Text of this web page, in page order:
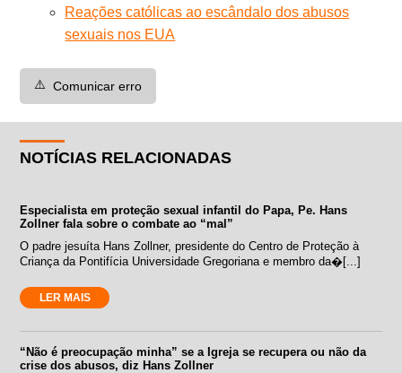
Reações católicas ao escândalo dos abusos
sexuais nos EUA
⚠️ Comunicar erro
NOTÍCIAS RELACIONADAS
Especialista em proteção sexual infantil do Papa, Pe. Hans
Zollner fala sobre o combate ao “mal”
O padre jesuíta Hans Zollner, presidente do Centro de Proteção à
Criança da Pontifícia Universidade Gregoriana e membro da�[...]
LER MAIS
“Não é preocupação minha” se a Igreja se recupera ou não da
crise dos abusos, diz Hans Zollner